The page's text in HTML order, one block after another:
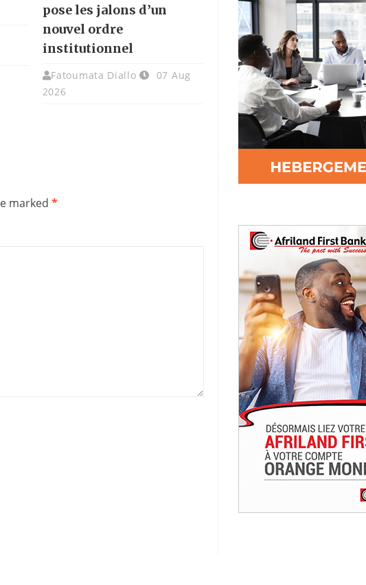
pose les jalons d’un
nouvel ordre
institutionnel
Fatoumata Diallo
07 Aug
2026
marked *